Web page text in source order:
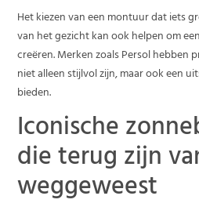
Het kiezen van een montuur dat iets
van het gezicht kan ook helpen om
creëren. Merken zoals Persol
niet alleen stijlvol zijn, maar ook een
bieden.
Iconische
die terug zijn
weggeweest